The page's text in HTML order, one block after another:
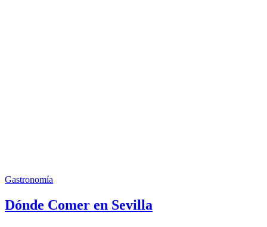
Gastronomía
Dónde Comer en Sevilla